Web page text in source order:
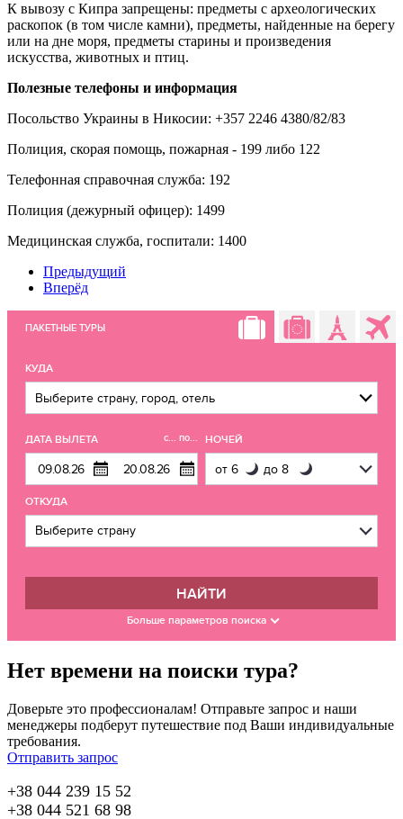
К вывозу с Кипра запрещены: предметы с археологических
раскопок (в том числе камни), предметы, найденные на берегу
или на дне моря, предметы старины и произведения
искусства, животных и птиц.
Полезные телефоны и информация
Посольство Украины в Никосии: +357 2246 4380/82/83
Полиция, скорая помощь, пожарная - 199 либо 122
Телефонная справочная служба: 192
Полиция (дежурный офицер): 1499
Медицинская служба, госпитали: 1400
Предыдущий
Вперёд
ПАКЕТНЫЕ ТУРЫ
КУДА
ДАТА ВЫЛЕТА с... по... НОЧЕЙ
ОТКУДА
НАЙТИ
Больше параметров поиска
Нет времени на поиски тура?
Доверьте это профессионалам! Отправьте запрос и наши
менеджеры подберут путешествие под Ваши индивидуальные
требования.
Отправить запрос
+38 044 239 15 52
+38 044 521 68 98